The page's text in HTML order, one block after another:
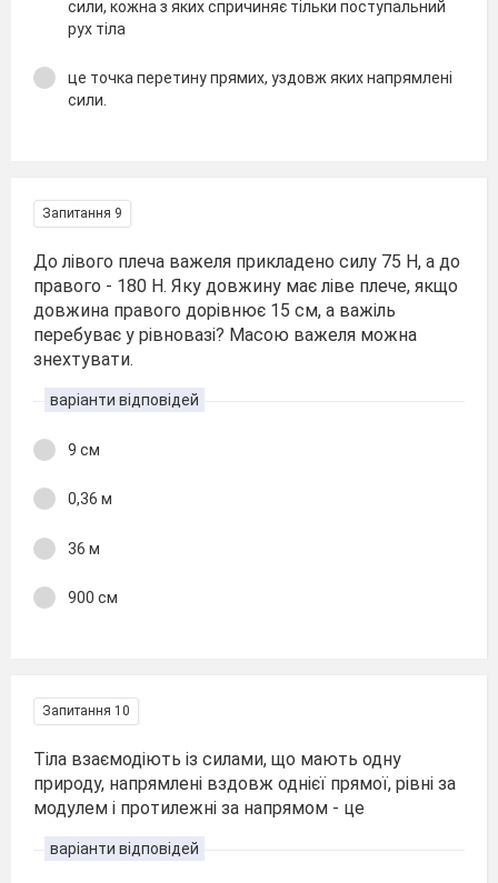
сили, кожна з яких спричиняє тільки поступальний
рух тіла
це точка перетину прямих, уздовж яких напрямлені
сили.
Запитання 9
До лівого плеча важеля прикладено силу 75 Н, а до
правого - 180 Н. Яку довжину має ліве плече, якщо
довжина правого дорівнює 15 см, а важіль
перебуває у рівновазі? Масою важеля можна
знехтувати.
варіанти відповідей
9 см
0,36 м
36 м
900 см
Запитання 10
Тіла взаємодіють із силами, що мають одну
природу, напрямлені вздовж однієї прямої, рівні за
модулем і протилежні за напрямом - це
варіанти відповідей